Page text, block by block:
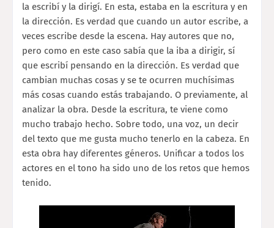
la escribí y la dirigí. En esta, estaba en la escritura y en
la dirección. Es verdad que cuando un autor escribe, a
veces escribe desde la escena. Hay autores que no,
pero como en este caso sabía que la iba a dirigir, sí
que escribí pensando en la dirección. Es verdad que
cambian muchas cosas y se te ocurren muchísimas
más cosas cuando estás trabajando. O previamente, al
analizar la obra. Desde la escritura, te viene como
mucho trabajo hecho. Sobre todo, una voz, un decir
del texto que me gusta mucho tenerlo en la cabeza. En
esta obra hay diferentes géneros. Unificar a todos los
actores en el tono ha sido uno de los retos que hemos
tenido.